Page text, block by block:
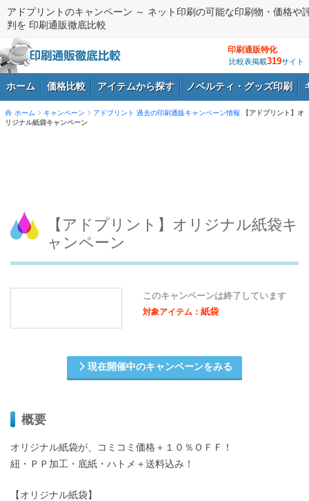
アドプリントのキャンペーン ～ ネット印刷の可能な印刷物・価格や
判を 印刷通販徹底比較
印刷通販特化
比較表掲載319サイト
ホーム 価格比較 アイテムから探す ノベルティ・グッズ印刷
ホーム キャンペーン アドプリント 過去の印刷通販キャンペーン情報
【アドプリント】オ
リジナル紙袋キャンペーン
【アドプリント】オリジナル紙袋キ
ャンペーン
このキャンペーンは終了しています
対象アイテム： 紙袋
現在開催中のキャンペーンをみる
概要
オリジナル紙袋が、コミコミ価格＋１０％ＯＦＦ！
紐・ＰＰ加工・底紙・ハトメ＋送料込み！
【オリジナル紙袋】